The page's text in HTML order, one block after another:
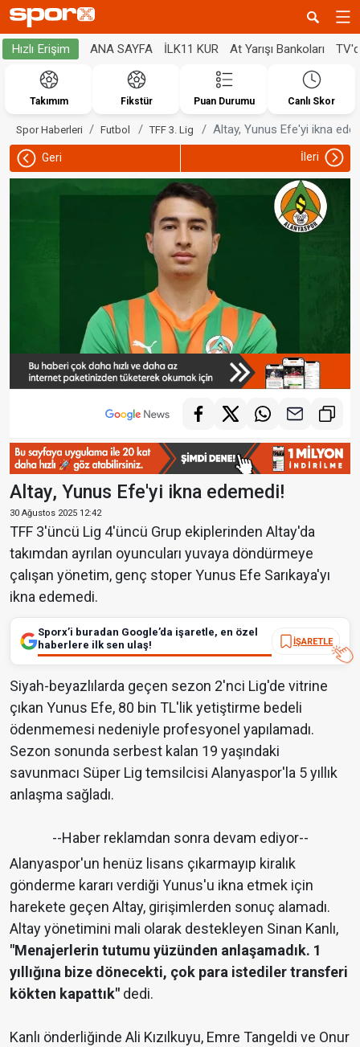
Hızlı Erişim ANA SAYFA İLK11 KUR At Yarışı Bankoları
Takımım Fikstür Puan Durumu Canlı Skor
Spor Haberleri Futbol TFF 3. Lig Altay, Yunus Efe'yi ikna
Geri İleri
Altay, Yunus Efe'yi ikna edemedi!
30 Ağustos 2025 12:42
TFF 3'üncü Lig 4'üncü Grup ekiplerinden Altay'da
takımdan ayrılan oyuncuları yuvaya döndürmeye
çalışan yönetim, genç stoper Yunus Efe Sarıkaya'yı
ikna edemedi.
Sporx’i buradan Google’da işaretle, en özel
haberlere ilk sen ulaş!
İŞARETLE
Siyah-beyazlılarda geçen sezon 2'nci Lig'de vitrine
çıkan Yunus Efe, 80 bin TL'lik yetiştirme bedeli
ödenmemesi nedeniyle profesyonel yapılamadı.
Sezon sonunda serbest kalan 19 yaşındaki
savunmacı Süper Lig temsilcisi Alanyaspor'la 5 yıllık
anlaşma sağladı.
--Haber reklamdan sonra devam ediyor--
Alanyaspor'un henüz lisans çıkarmayıp kiralık
gönderme kararı verdiği Yunus'u ikna etmek için
harekete geçen Altay, girişimlerden sonuç alamadı.
Altay yönetimini mali olarak destekleyen Sinan Kanlı,
"Menajerlerin tutumu yüzünden anlaşamadık. 1
yıllığına bize dönecekti, çok para istediler transferi
kökten kapattık" dedi.
Kanlı önderliğinde Ali Kızılkuyu, Emre Tangeldi ve Onur